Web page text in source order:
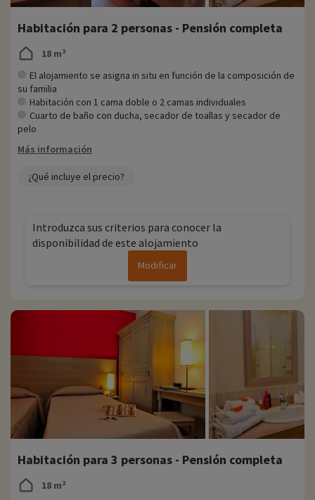
Habitación para 2 personas - Pensión completa
18 m²
El alojamiento se asigna in situ en función de la composición de
su familia
Habitación con 1 cama doble o 2 camas individuales
Cuarto de baño con ducha, secador de toallas y secador de
pelo
Más información
¿Qué incluye el precio?
Introduzca sus criterios para conocer la
disponibilidad de este alojamiento
Modificar
Habitación para 3 personas - Pensión completa
18 m²